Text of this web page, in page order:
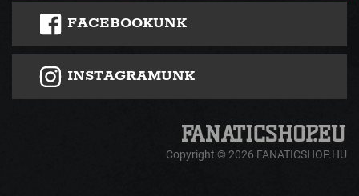
FACEBOOKUNK
INSTAGRAMUNK
Copyright © 2026 FANATICSHOP.HU